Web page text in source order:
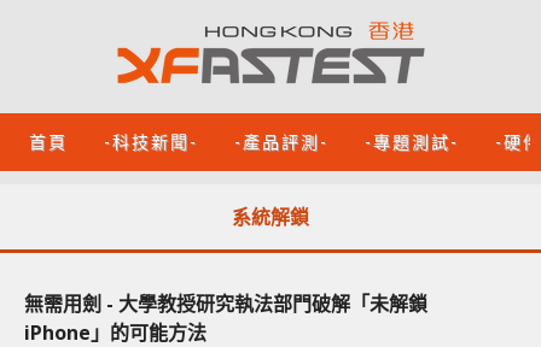
首頁 -科技新聞- -產品評測- -專題測試- -硬
系統解鎖
無需用劍 - 大學教授研究執法部門破解「未解鎖
iPhone」的可能方法